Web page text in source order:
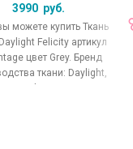
3990 руб.
можете купить Ткань
Felicity артикул
цвет Grey. Бренд
ткани: Daylight,
Felicity, основной